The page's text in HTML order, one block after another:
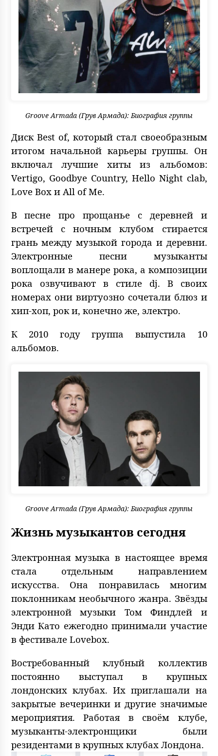
Groove Armada (Грув Армада): Биография группы
Диск Best of, который стал своеобразным
итогом начальной карьеры группы. Он
включал лучшие хиты из альбомов:
Vertigo, Goodbye Country, Hello Night clab,
Love Box и All of Me.
В песне про прощанье с деревней и
встречей с ночным клубом стирается
грань между музыкой города и деревни.
Электронные песни музыканты
воплощали в манере рока, а композиции
рока озвучивают в стиле dj. В своих
номерах они виртуозно сочетали блюз и
хип-хоп, рок и, конечно же, электро.
К 2010 году группа выпустила 10
альбомов.
Groove Armada (Грув Армада): Биография группы
Жизнь музыкантов сегодня
Электронная музыка в настоящее время
стала отдельным направлением
искусства. Она понравилась многим
поклонникам необычного жанра. Звёзды
электронной музыки Том Финдлей и
Энди Като ежегодно принимали участие
в фестивале Lovebox.
Востребованный клубный коллектив
постоянно выступал в крупных
лондонских клубах. Их приглашали на
закрытые вечеринки и другие значимые
мероприятия. Работая в своём клубе,
музыканты-электронщики были
резидентами в крупных клубах Лондона.